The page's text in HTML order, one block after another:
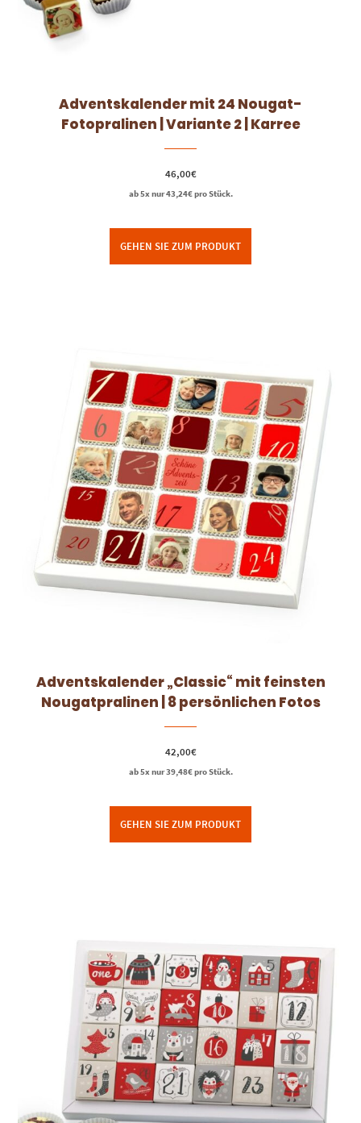
Adventskalender mit 24 Nougat-
Fotopralinen | Variante 2 | Karree
46,00€
ab 5x nur43,24€pro Stück.
GEHEN SIE ZUM PRODUKT
Adventskalender „Classic“ mit feinsten
Nougatpralinen | 8 persönlichen Fotos
42,00€
ab 5x nur39,48€pro Stück.
GEHEN SIE ZUM PRODUKT